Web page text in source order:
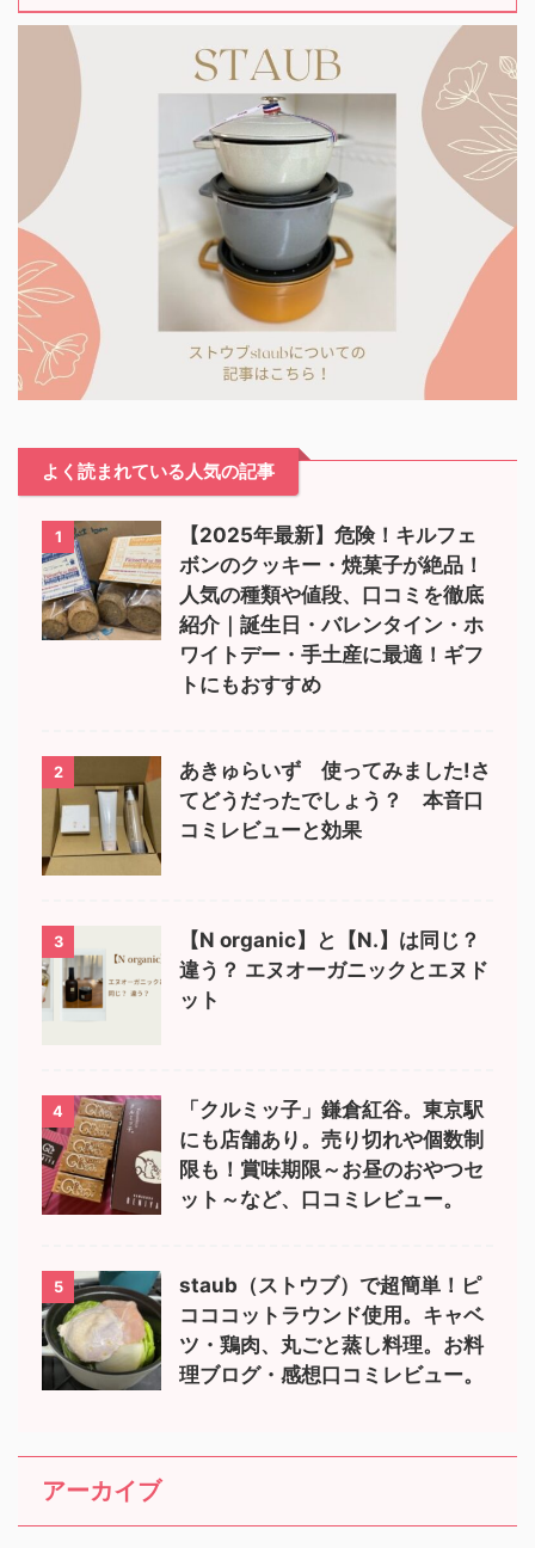
よく読まれている人気の記事
1
【2025年最新】危険！キルフェ
ボンのクッキー・焼菓子が絶品！
人気の種類や値段、口コミを徹底
紹介｜誕生日・バレンタイン・ホ
ワイトデー・手土産に最適！ギフ
トにもおすすめ
2
あきゅらいず 使ってみました!さ
てどうだったでしょう？ 本音口
コミレビューと効果
3
【N organic】と【N.】は同じ？
違う？ エヌオーガニックとエヌド
ット
4
「クルミッ子」鎌倉紅谷。東京駅
にも店舗あり。売り切れや個数制
限も！賞味期限～お昼のおやつセ
ット～など、口コミレビュー。
5
staub（ストウブ）で超簡単！ピ
コココットラウンド使用。キャベ
ツ・鶏肉、丸ごと蒸し料理。お料
理ブログ・感想口コミレビュー。
アーカイブ